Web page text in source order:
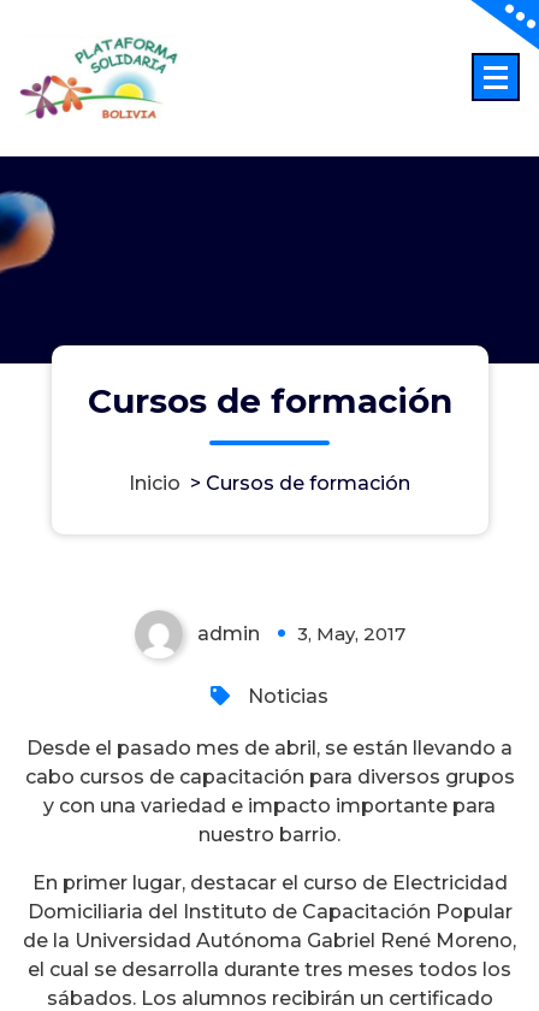
contenido
Cursos de formación
Inicio > Cursos de formación
admin 3, May, 2017
Noticias
Desde el pasado mes de abril, se están llevando a
cabo cursos de capacitación para diversos grupos
y con una variedad e impacto importante para
nuestro barrio.
En primer lugar, destacar el curso de Electricidad
Domiciliaria del Instituto de Capacitación Popular
de la Universidad Autónoma Gabriel René Moreno,
el cual se desarrolla durante tres meses todos los
sábados. Los alumnos recibirán un certificado